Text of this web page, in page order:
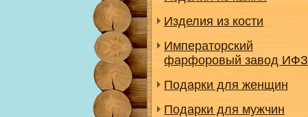
Изделия из кости
Императорский
фарфоровый завод ИФЗ
Подарки для женщин
Подарки для мужчин